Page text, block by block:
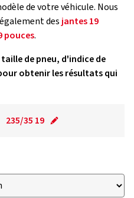
de votre véhicule. Nous
des jantes 19
pouces.
de pneu, d'indice de
obtenir les résultats qui
235/35 19